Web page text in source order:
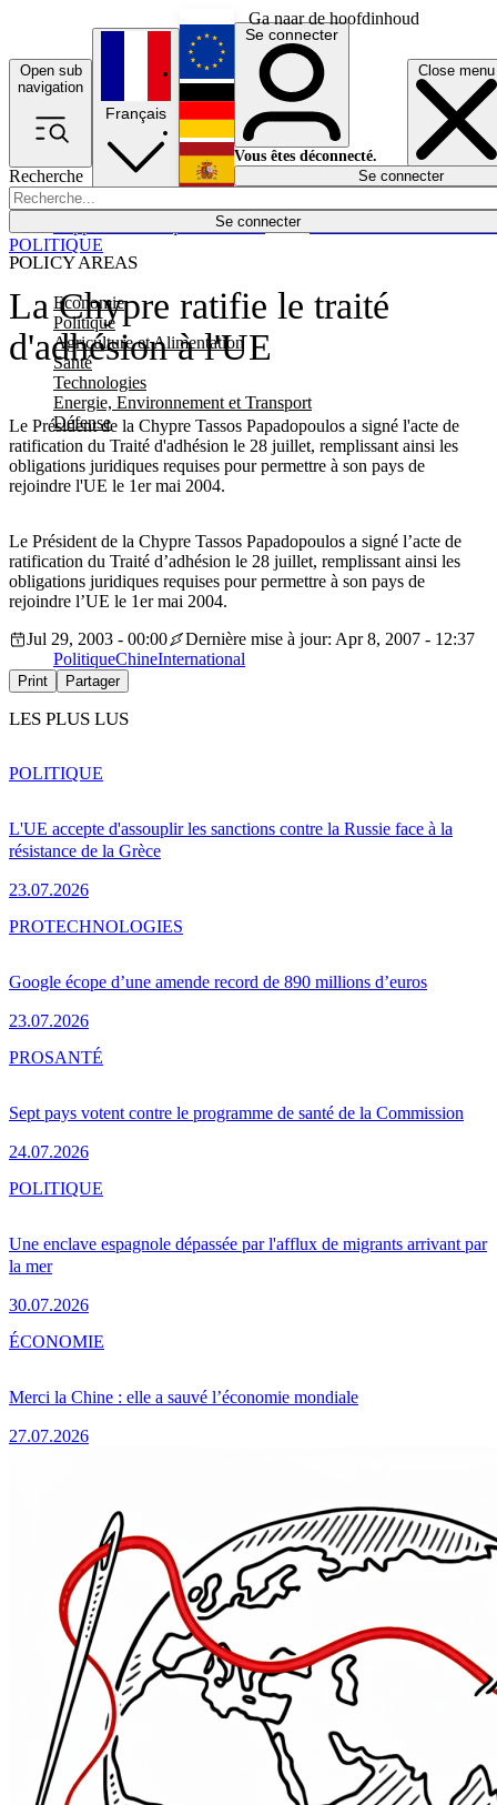
Ga naar de hoofdinhoud
Open sub
navigation
Close menu
Recherche
Se connecter
POLICY AREAS
Economie
Politique
Agriculture et Alimentation
Santé
Technologies
Energie, Environnement et Transport
Défense
Économie
Français
English
Deutsch
Español
Se connecter
Vous êtes déconnecté.
Se connecter
La Chypre ratifie le traité
d'adhésion à l'UE
Le Président de la Chypre Tassos Papadopoulos a signé l'acte de
ratification du Traité d'adhésion le 28 juillet, remplissant ainsi les
obligations juridiques requises pour permettre à son pays de
rejoindre l'UE le 1er mai 2004.
POLITIQUE
Le Président de la Chypre Tassos Papadopoulos a signé l’acte de
ratification du Traité d’adhésion le 28 juillet, remplissant ainsi les
obligations juridiques requises pour permettre à son pays de
rejoindre l’UE le 1er mai 2004.
Jul 29, 2003 - 00:00
Dernière mise à jour: Apr 8, 2007 - 12:37
PolitiqueChineInternational
Print Partager
LES PLUS LUS
L'UE accepte d'assouplir les sanctions contre la Russie face à la
résistance de la Grèce
23.07.2026
POLITIQUE
Google écope d’une amende record de 890 millions d’euros
23.07.2026
PROTECHNOLOGIES
Sept pays votent contre le programme de santé de la Commission
24.07.2026
PROSANTÉ
Une enclave espagnole dépassée par l'afflux de migrants arrivant par
la mer
30.07.2026
POLITIQUE
Merci la Chine : elle a sauvé l’économie mondiale
27.07.2026
ÉCONOMIE